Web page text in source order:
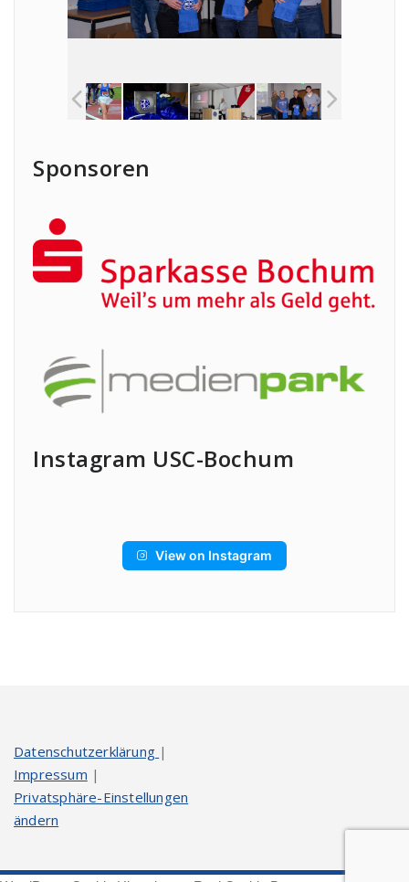
Sponsoren
Instagram USC-Bochum
View on Instagram
Datenschutzerklärung |
Impressum |
Privatsphäre-Einstellungen
ändern